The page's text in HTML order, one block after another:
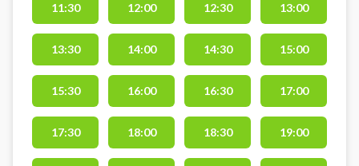
11:30 12:00 12:30 13:00
13:30 14:00 14:30 15:00
15:30 16:00 16:30 17:00
17:30 18:00 18:30 19:00